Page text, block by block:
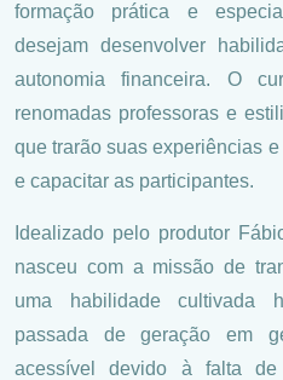
formação prática e
desejam desenvolver
autonomia financeira. O
renomadas professoras e
que trarão suas experiências
e capacitar as participantes.
Idealizado pelo produtor
nasceu com a missão de
uma habilidade cultivada
passada de geração em
acessível devido à falta